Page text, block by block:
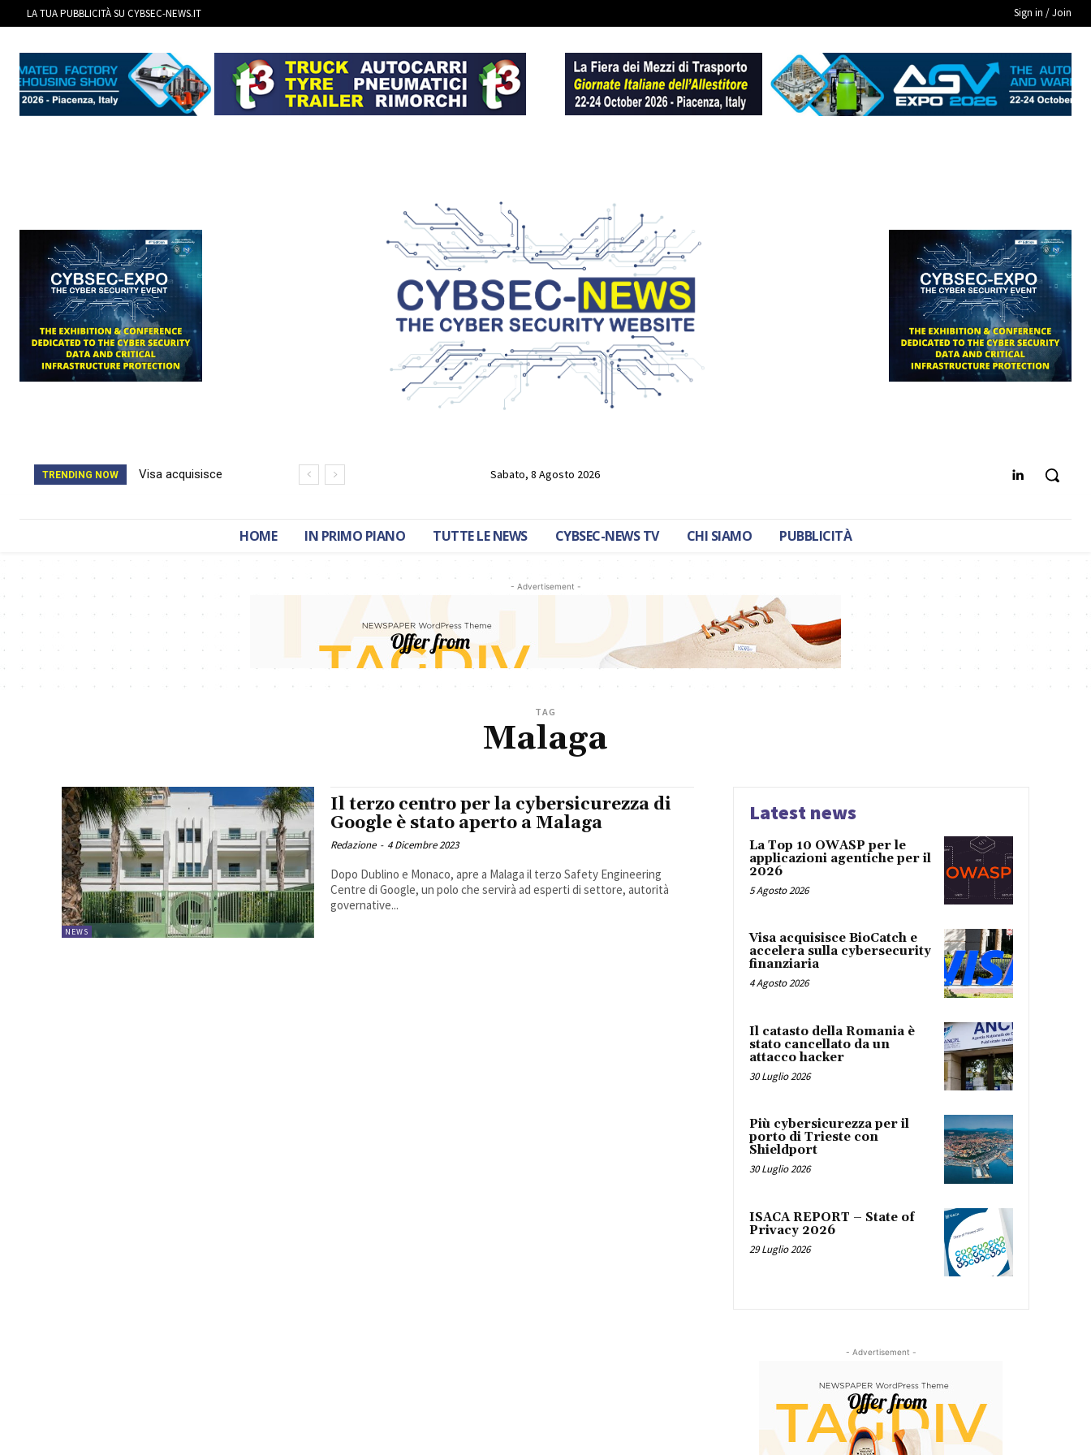
LA TUA PUBBLICITÀ SU CYBSEC-NEWS.IT Sign in / Join
TRENDING NOW
Visa acquisisce
Sabato, 8 Agosto 2026
HOME IN PRIMO PIANO TUTTE LE NEWS CYBSEC-NEWS TV CHI SIAMO PUBBLICITÀ
- Advertisement -
TAG
Malaga
NEWS
Il terzo centro per la cybersicurezza di
Google è stato aperto a Malaga
Redazione - 4 Dicembre 2023
Dopo Dublino e Monaco, apre a Malaga il terzo Safety Engineering
Centre di Google, un polo che servirà ad esperti di settore, autorità
governative...
Latest news
La Top 10 OWASP per le
applicazioni agentiche per il
2026
5 Agosto 2026
Visa acquisisce BioCatch e
accelera sulla cybersecurity
finanziaria
4 Agosto 2026
Il catasto della Romania è
stato cancellato da un
attacco hacker
30 Luglio 2026
Più cybersicurezza per il
porto di Trieste con
Shieldport
30 Luglio 2026
ISACA REPORT – State of
Privacy 2026
29 Luglio 2026
- Advertisement -